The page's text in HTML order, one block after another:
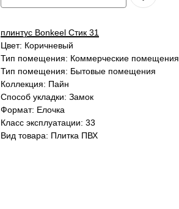
плинтус Bonkeel Стик 31
Цвет: Коричневый
Тип помещения: Коммерческие помещения
Тип помещения: Бытовые помещения
Коллекция: Пайн
Способ укладки: Замок
Формат: Елочка
Класс эксплуатации: 33
Вид товара: Плитка ПВХ